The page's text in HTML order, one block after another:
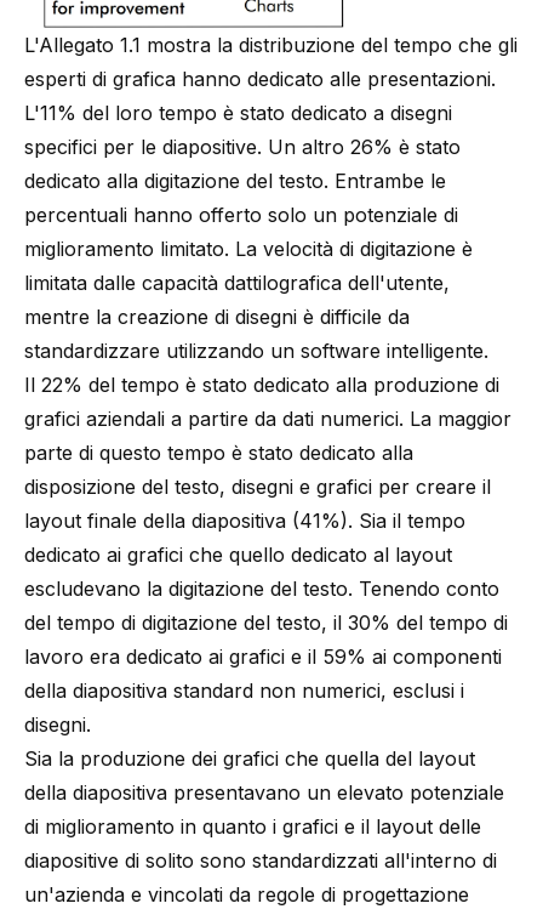
L'Allegato 1.1 mostra la distribuzione del tempo che gli
esperti di grafica hanno dedicato alle presentazioni.
L'11% del loro tempo è stato dedicato a disegni
specifici per le diapositive. Un altro 26% è stato
dedicato alla digitazione del testo. Entrambe le
percentuali hanno offerto solo un potenziale di
miglioramento limitato. La velocità di digitazione è
limitata dalle capacità dattilografica dell'utente,
mentre la creazione di disegni è difficile da
standardizzare utilizzando un software intelligente.
Il 22% del tempo è stato dedicato alla produzione di
grafici aziendali a partire da dati numerici. La maggior
parte di questo tempo è stato dedicato alla
disposizione del testo, disegni e grafici per creare il
layout finale della diapositiva (41%). Sia il tempo
dedicato ai grafici che quello dedicato al layout
escludevano la digitazione del testo. Tenendo conto
del tempo di digitazione del testo, il 30% del tempo di
lavoro era dedicato ai grafici e il 59% ai componenti
della diapositiva standard non numerici, esclusi i
disegni.
Sia la produzione dei grafici che quella del layout
della diapositiva presentavano un elevato potenziale
di miglioramento in quanto i grafici e il layout delle
diapositive di solito sono standardizzati all'interno di
un'azienda e vincolati da regole di progettazione